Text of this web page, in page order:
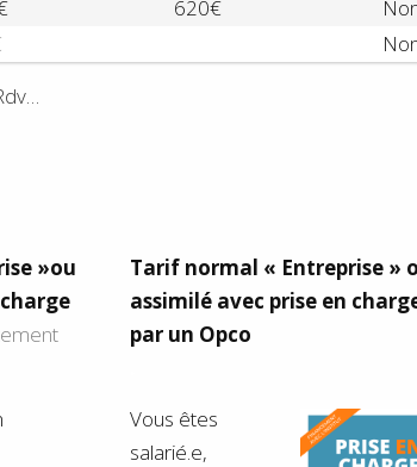
620€
»ou
Tarif normal « Entreprise »
assimilé avec prise en
par un Opco
Vous êtes
salarié.e,